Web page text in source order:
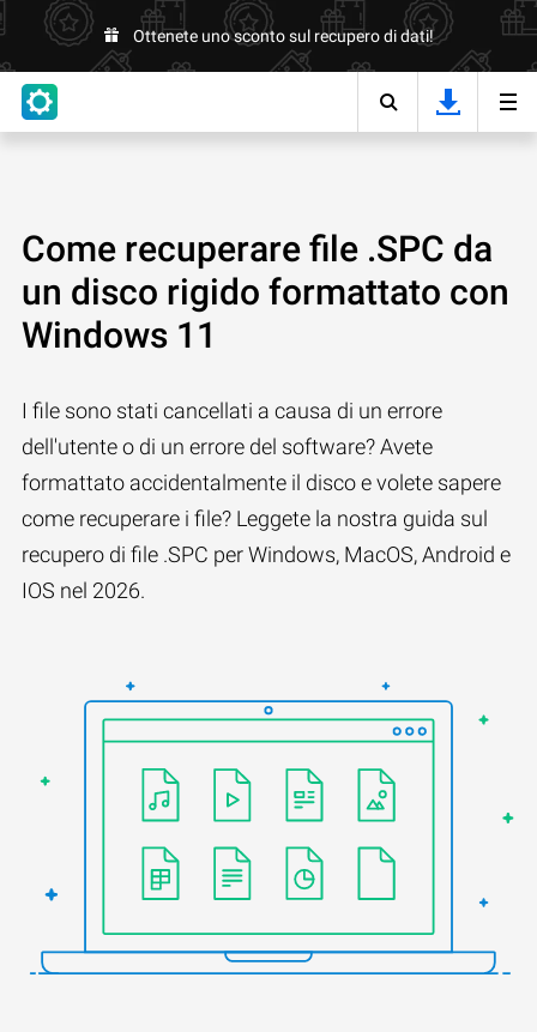
Ottenete uno sconto sul recupero di dati!
Come recuperare file .SPC da
un disco rigido formattato con
Windows 11
I file sono stati cancellati a causa di un errore
dell'utente o di un errore del software? Avete
formattato accidentalmente il disco e volete sapere
come recuperare i file? Leggete la nostra guida sul
recupero di file .SPC per Windows, MacOS, Android e
IOS nel 2026.